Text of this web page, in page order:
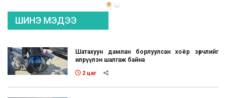
ШИНЭ МЭДЭЭ
Шатахуун дамлан борлуулсан хоёр зөрчлийг
илрүүлэн шалгаж байна
2 цаг